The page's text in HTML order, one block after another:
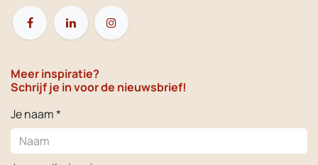
Meer inspiratie?
Schrijf je in voor de nieuwsbrief!
Je naam *